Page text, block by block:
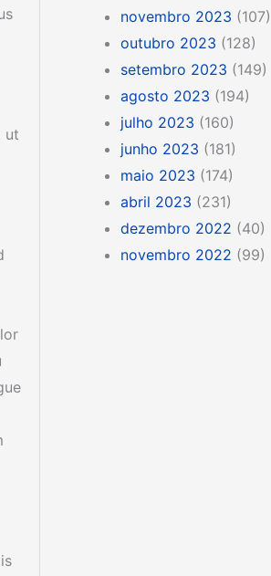
ut
novembro 2023 (107)
outubro 2023 (128)
setembro 2023 (149)
agosto 2023 (194)
julho 2023 (160)
junho 2023 (181)
maio 2023 (174)
abril 2023 (231)
dezembro 2022 (40)
novembro 2022 (99)